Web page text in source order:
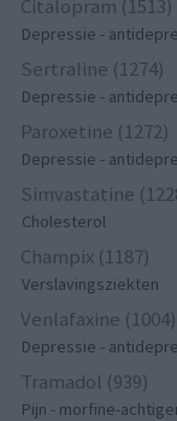
Citalopram (1513)
Depressie -
Sertraline (1274)
Depressie -
Paroxetine (1272)
Depressie -
Simvastatine
Cholesterol
Champix (1187)
Verslavingsziekten
Venlafaxine (1004)
Depressie -
Tramadol (939)
Pijn - morfine-